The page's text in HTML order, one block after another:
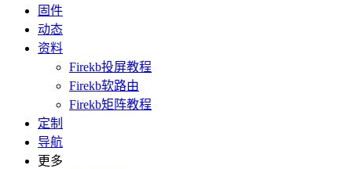
固件
动态
资料
Firekb投屏教程
Firekb软路由
Firekb矩阵教程
定制
导航
更多